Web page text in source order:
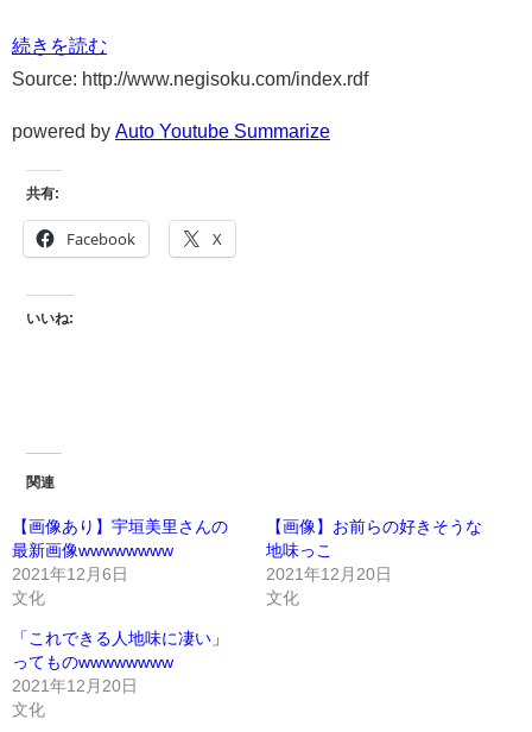
続きを読む
Source: http://www.negisoku.com/index.rdf
powered by Auto Youtube Summarize
共有:
Facebook X
いいね:
関連
【画像あり】宇垣美里さんの
最新画像wwwwwwww
2021年12月6日
文化
【画像】お前らの好きそうな
地味っこ
2021年12月20日
文化
「これできる人地味に凄い」
ってものwwwwwwww
2021年12月20日
文化